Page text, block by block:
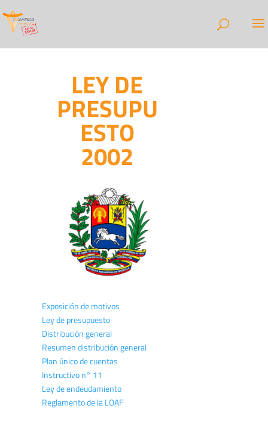
LEY DE
PRESUPU
ESTO
2002
Exposición de motivos
Ley de presupuesto
Distribución general
Resumen distribución general
Plan único de cuentas
Instructivo n° 11
Ley de endeudamiento
Reglamento de la LOAF